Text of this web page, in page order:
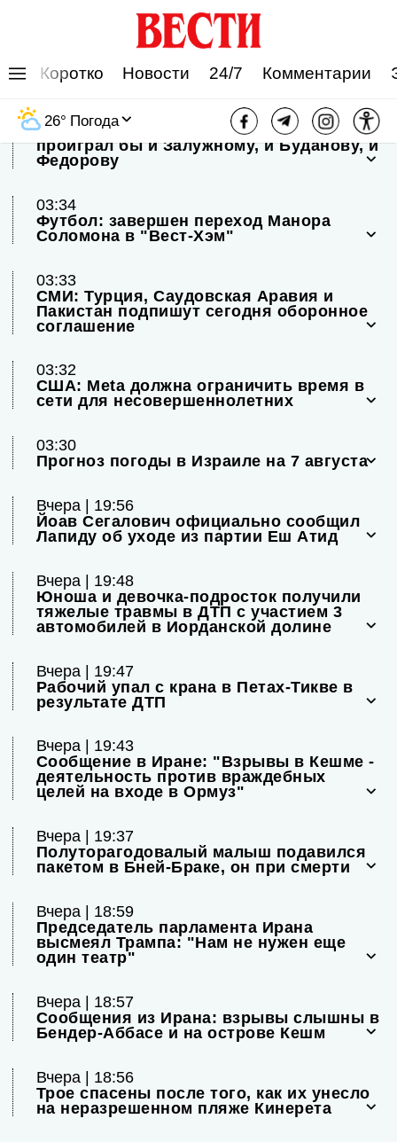
Коротко Новости 24/7 Комментарии
26° Погода
03:38
Опрос в Украине: на выборах Зеленский
проиграл бы и Залужному, и Буданову, и
Федорову
03:34
Футбол: завершен переход Манора
Соломона в "Вест-Хэм"
03:33
СМИ: Турция, Саудовская Аравия и
Пакистан подпишут сегодня оборонное
соглашение
03:32
США: Meta должна ограничить время в
сети для несовершеннолетних
03:30
Прогноз погоды в Израиле на 7 августа
Вчера | 19:56
Йоав Сегалович официально сообщил
Лапиду об уходе из партии Еш Атид
Вчера | 19:48
Юноша и девочка-подросток получили
тяжелые травмы в ДТП с участием 3
автомобилей в Иорданской долине
Вчера | 19:47
Рабочий упал с крана в Петах-Тикве в
результате ДТП
Вчера | 19:43
Сообщение в Иране: "Взрывы в Кешме -
деятельность против враждебных
целей на входе в Ормуз"
Вчера | 19:37
Полуторагодовалый малыш подавился
пакетом в Бней-Браке, он при смерти
Вчера | 18:59
Председатель парламента Ирана
высмеял Трампа: "Нам не нужен еще
один театр"
Вчера | 18:57
Сообщения из Ирана: взрывы слышны в
Бендер-Аббасе и на острове Кешм
Вчера | 18:56
Трое спасены после того, как их унесло
на неразрешенном пляже Кинерета